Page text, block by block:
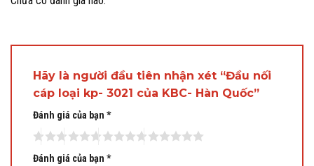
Hãy là người đầu tiên nhận xét “Đầu nối
cáp loại kp- 3021 của KBC- Hàn Quốc”
Đánh giá của bạn *
Đánh giá của bạn *